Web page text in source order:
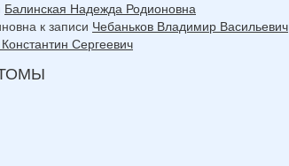
Балинская Надежда Родионовна
к записи Чебаньков Владимир Васильевич
Сергеевич